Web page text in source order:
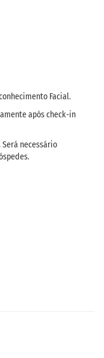
Facial.
após check-in
necessário